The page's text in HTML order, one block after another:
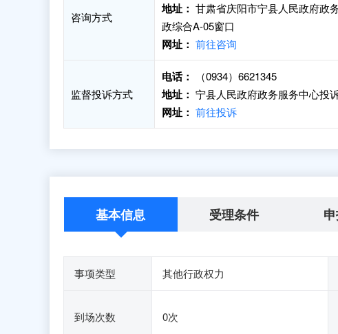
咨询方式
地址： 甘肃省庆阳市宁县人民政府政
政综合A-05窗口
网址： 前往咨询
监督投诉方式
电话： （0934）6621345
地址： 宁县人民政府政务服务中心投
网址： 前往投诉
基本信息 受理条件
事项类型 其他行政权力
到场次数 0次